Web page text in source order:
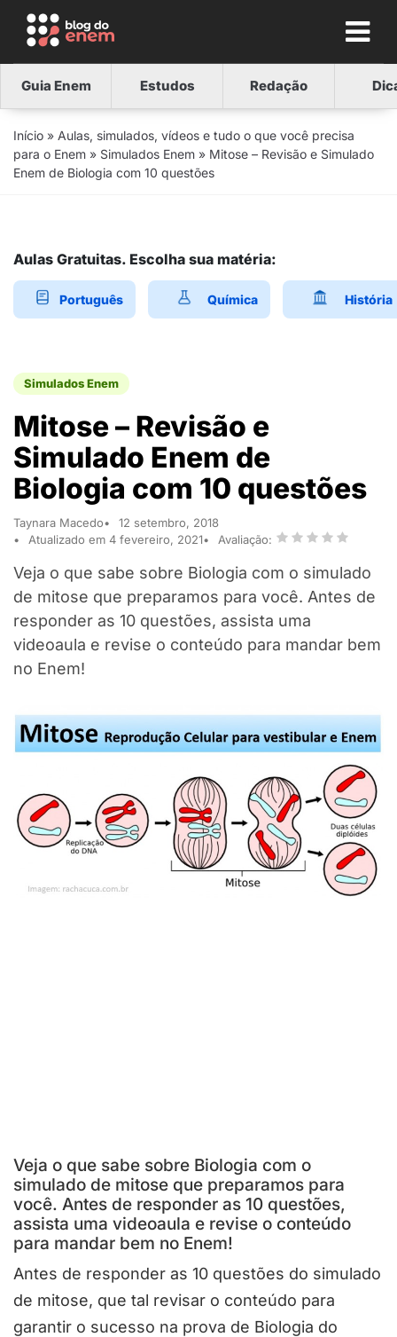
Guia Enem Estudos Redação
Início » Aulas, simulados, vídeos e tudo o que você precisa
para o Enem » Simulados Enem » Mitose – Revisão e Simulado
Enem de Biologia com 10 questões
Aulas Gratuitas. Escolha sua matéria:
Português Química História
Simulados Enem
Mitose – Revisão e
Simulado Enem de
Biologia com 10 questões
Taynara Macedo
12 setembro, 2018
Atualizado em 4 fevereiro, 2021
Avaliação:
Veja o que sabe sobre Biologia com o simulado
de mitose que preparamos para você. Antes de
responder as 10 questões, assista uma
videoaula e revise o conteúdo para mandar bem
no Enem!
Veja o que sabe sobre Biologia com o
simulado de mitose que preparamos para
você. Antes de responder as 10 questões,
assista uma videoaula e revise o conteúdo
para mandar bem no Enem!
Antes de responder as 10 questões do simulado
de mitose, que tal revisar o conteúdo para
garantir o sucesso na prova de Biologia do